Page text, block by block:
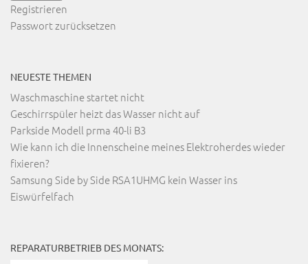
Registrieren
Passwort zurücksetzen
NEUESTE THEMEN
Waschmaschine startet nicht
Geschirrspüler heizt das Wasser nicht auf
Parkside Modell prma 40-li B3
Wie kann ich die Innenscheine meines Elektroherdes wieder
fixieren?
Samsung Side by Side RSA1UHMG kein Wasser ins
Eiswürfelfach
REPARATURBETRIEB DES MONATS: